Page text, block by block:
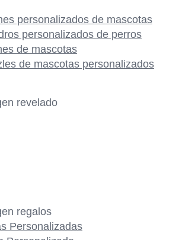
regalos
Personalizadas
personalizados de mascotas
personalizados de perros
de mascotas
de mascotas personalizados
revelado